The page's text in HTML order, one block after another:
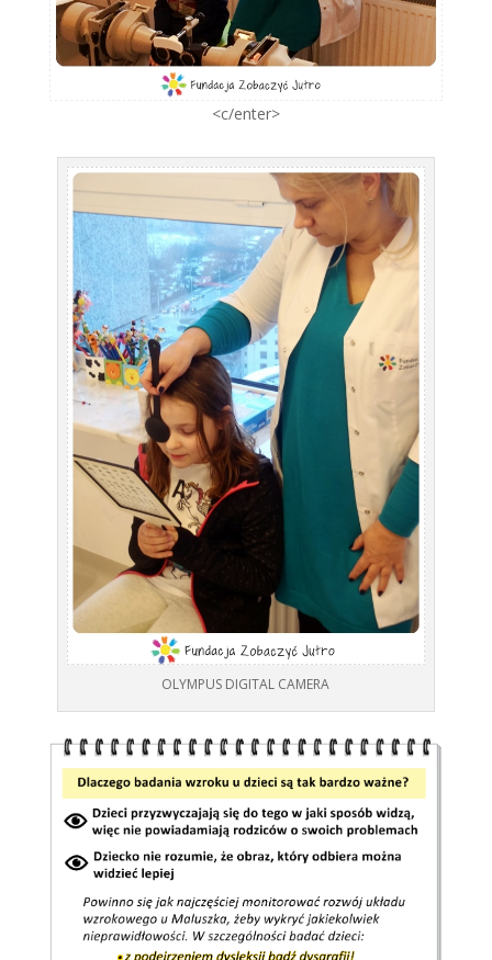
<c/enter>
OLYMPUS DIGITAL CAMERA